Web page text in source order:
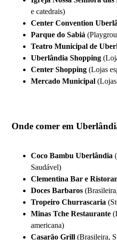
e catedrais)
Center Convention
Parque do Sabiá
Teatro Municipal de
Uberlândia Shopping
Center Shopping (Lojas
Mercado Municipal
Onde comer em
Coco Bambu Uberlândia
Saudável)
Clementina Bar e
Doces Barbaros
Tropeiro Churrascaria
Minas Tche Restaurante
americana)
Casarão Grill (Brasileira,